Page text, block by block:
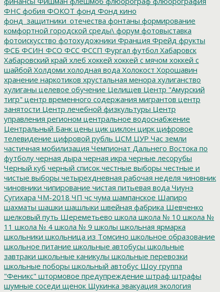
ФНС фобия ФОКОТ фонд Фонд кино
фонд_защитники_отечества фонтаны формирование
комфортной городской среды\ форум фотовыставка
фотоискусство фотохудожники Франция Фрейд фрукты
ФСБ ФСИН ФСО ФСС ФССП Фургал футбол Хабаровск
Хабаровский край хлеб хоккей хоккей с мячом хоккей с
шайбой Холдоми холодная вода Холокост Хорошавин
хранение наркотиков хрустальная менора хулиганство
хулиганы целевое обучение Целищев Центр "Амурский
тигр" центр временного содержания мигрантов центр
занятости Центр лечебной физкультуры Центр
управления регионом центральное водоснабжение
Центральный Банк цены цик циклон цирк цифровое
телевидение цифровой рубль ЦСМ ЦУР Час земли
частичная мобилизация Чемпионат Дальнего Востока по
футболу черная дыра черная икра черные лесорубы
Черный куб черный список честные выборы честные и
чистые выборы четырехдневная рабочая неделя чиновник
чиновники чипирование чистая питьевая вода Чиунэ
Сугихара ЧМ-2018 ЧП чс чума шампанское Шапиро
шахматы шашки шашлыки швейная фабрика Шевченко
шелковый путь Шереметьево школа школа № 10 школа №
11 школа № 4 школа № 9 школы школьная ярмарка
школьники школьница из Томсино школьное образование
школьное питание школьные автобусы школьные
завтраки школьные каникулы школьные перевозки
школьные поборы школьный автобус Шоу группа
"Феникс" штормовое предупреждение штраф штрафы
шумные соседи щенок Щукинка эвакуация экология